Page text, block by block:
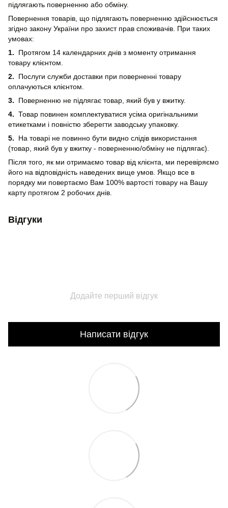
підлягають поверненню або обміну.
Повернення товарів, що підлягають поверненню здійснюється
згідно закону України про захист прав споживачів. При таких
умовах:
1.
Протягом 14 календарних днів з моменту отримання
товару клієнтом.
2. Послуги служби доставки при поверненні товару
оплачуються клієнтом.
3.
Поверненню не підлягає товар, який був у вжитку.
4. Товар повинен комплектуватися усіма оригінальними
етикетками і повністю зберегти заводську упаковку.
5. На товарі не повинно бути видно слідів використання
(товар, який був у вжитку - поверненню/обміну не підлягає).
Після того, як ми отримаємо товар від клієнта, ми перевіряємо
його на відповідність наведених вище умов. Якщо все в
порядку ми повертаємо Вам 100% вартості товару на Вашу
карту протягом 2 робочих днів.
Відгуки
Додайте перший відгук
Написати відгук